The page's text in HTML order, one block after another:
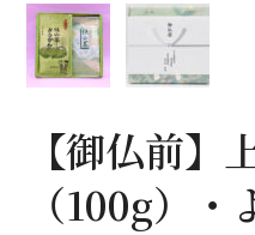
【御仏前】
（100g）